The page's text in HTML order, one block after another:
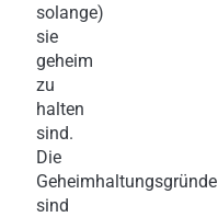
solange)
sie
geheim
zu
halten
sind.
Die
Geheimhaltungsgründe
sind